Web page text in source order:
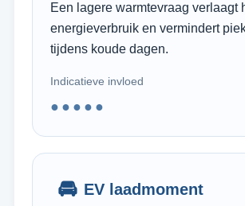
Een lagere warmtevraag verlaagt
energieverbruik en vermindert
tijdens koude dagen.
Indicatieve invloed
●●●●●
🚘 EV laadmoment